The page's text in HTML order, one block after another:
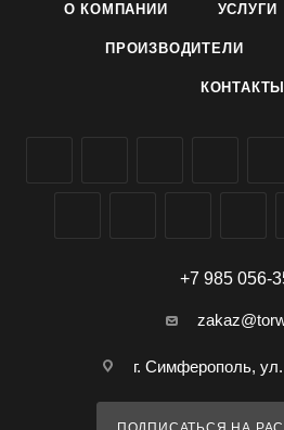
короткими полосами,
Семена раннего
О КОМПАНИИ УСЛУГИ
ПРОИЗВОДИТЕЛИ
КОНТАКТЫ
+7 985 056-
г. Симферополь,